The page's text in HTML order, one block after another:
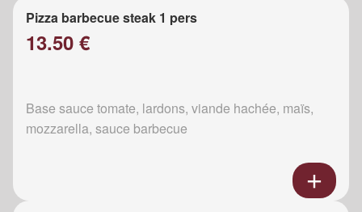
Pizza barbecue steak 1 pers
13.50 €
Base sauce tomate, lardons, viande hachée, maïs,
mozzarella, sauce barbecue